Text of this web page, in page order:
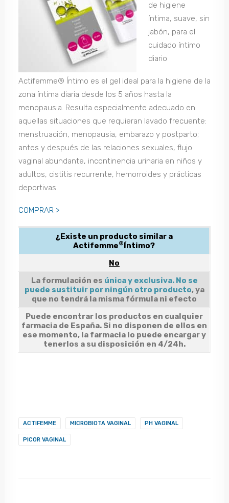
de higiene
íntima, suave, sin
jabón, para el
cuidado íntimo
diario
Actifemme® Íntimo es el gel ideal para la higiene de la
zona íntima diaria desde los 5 años hasta la
menopausia. Resulta especialmente adecuado en
aquellas situaciones que requieran lavado frecuente:
menstruación, menopausia, embarazo y postparto;
antes y después de las relaciones sexuales, flujo
vaginal abundante, incontinencia urinaria en niños y
adultos, cistitis recurrente, hemorroides y prácticas
deportivas.
COMPRAR >
¿Existe un producto similar a
Actifemme®Íntimo?
No
La formulación es única y exclusiva. No se
puede sustituir por ningún otro producto, ya
que no tendrá la misma fórmula ni efecto
Puede encontrar los productos en cualquier
farmacia de España. Si no disponen de ellos en
ese momento, la farmacia lo puede encargar y
tenerlos a su disposición en 4/24h.
ACTIFEMME MICROBIOTA VAGINAL PH VAGINAL
PICOR VAGINAL